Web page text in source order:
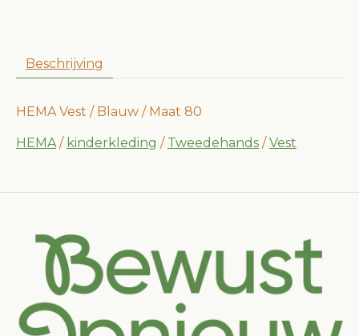
Beschrijving
HEMA Vest / Blauw / Maat 80
HEMA/ kinderkleding / Tweedehands / Vest